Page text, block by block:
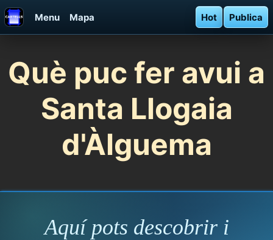
Menu Mapa Hot Publica
Què puc fer avui a
Santa Llogaia
d'Àlguema
Aquí pots descobrir i